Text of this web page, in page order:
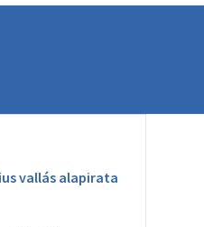
vallás alapirata